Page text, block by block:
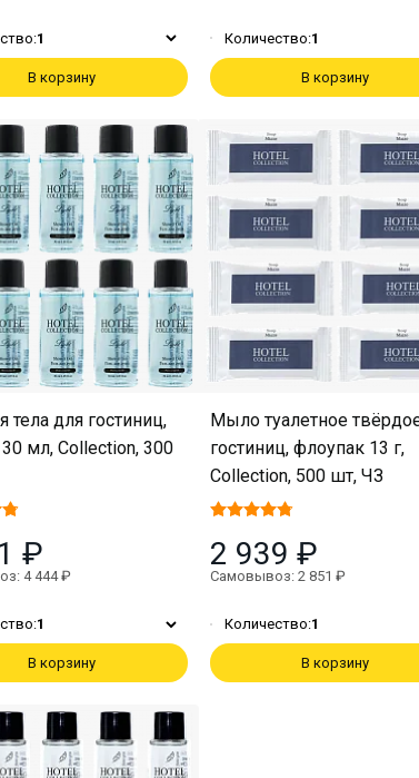
1
В корзину
Количество:1
В корзину
тела для гостиниц,
мл, Collection, 300
₽
4 444 ₽
1
В корзину
Мыло туалетное
гостиниц, флоупак 13 г,
Collection, 500 шт, ЧЗ
2 939 ₽
Самовывоз: 2 851 ₽
Количество:1
В корзину